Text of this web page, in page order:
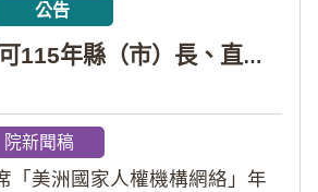
公告本院許可115年縣（市）長、直轄市議員、縣（市）議員擬參選人開立政治獻金專戶共計4戶。各專戶得收受政治獻金期間為自專戶許可設立日起至115年11月27日止，專戶名冊詳如附件。
公告
院新聞稿
「美洲國家人權機構網絡」年